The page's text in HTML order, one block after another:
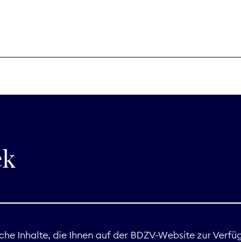
GmbH
Inhalte, die Ihnen auf der BDZV-Website zur